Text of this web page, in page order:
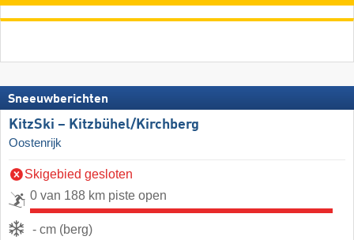
Sneeuwberichten
KitzSki – Kitzbühel/​Kirchberg
Oostenrijk
Skigebied gesloten
0 van 188 km piste open
- cm (berg)